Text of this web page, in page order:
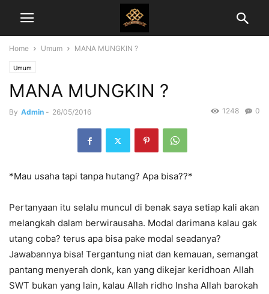
Home Umum MANA MUNGKIN ?
Umum
MANA MUNGKIN ?
By Admin - 26/05/2016 0
1248
*Mau usaha tapi tanpa hutang? Apa bisa??*
Pertanyaan itu selalu muncul di benak saya setiap kali akan
melangkah dalam berwirausaha. Modal darimana kalau gak
utang coba? terus apa bisa pake modal seadanya?
Jawabannya bisa! Tergantung niat dan kemauan, semangat
pantang menyerah donk, kan yang dikejar keridhoan Allah
SWT bukan yang lain, kalau Allah ridho Insha Allah barokah